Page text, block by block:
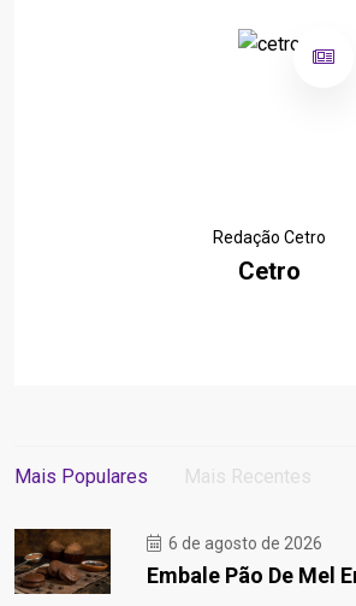
Redação Cetro
Cetro
Mais Populares Mais Recentes
6 de agosto de 2026
Embale Pão De Mel